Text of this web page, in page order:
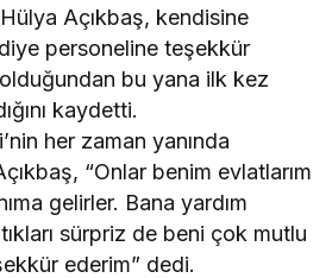
Açıkbaş, kendisine
personeline teşekkür
bu yana ilk kez
kaydetti.
her zaman yanında
“Onlar benim evlatlarım
gelirler. Bana yardım
sürpriz de beni çok mutlu
ederim” dedi.